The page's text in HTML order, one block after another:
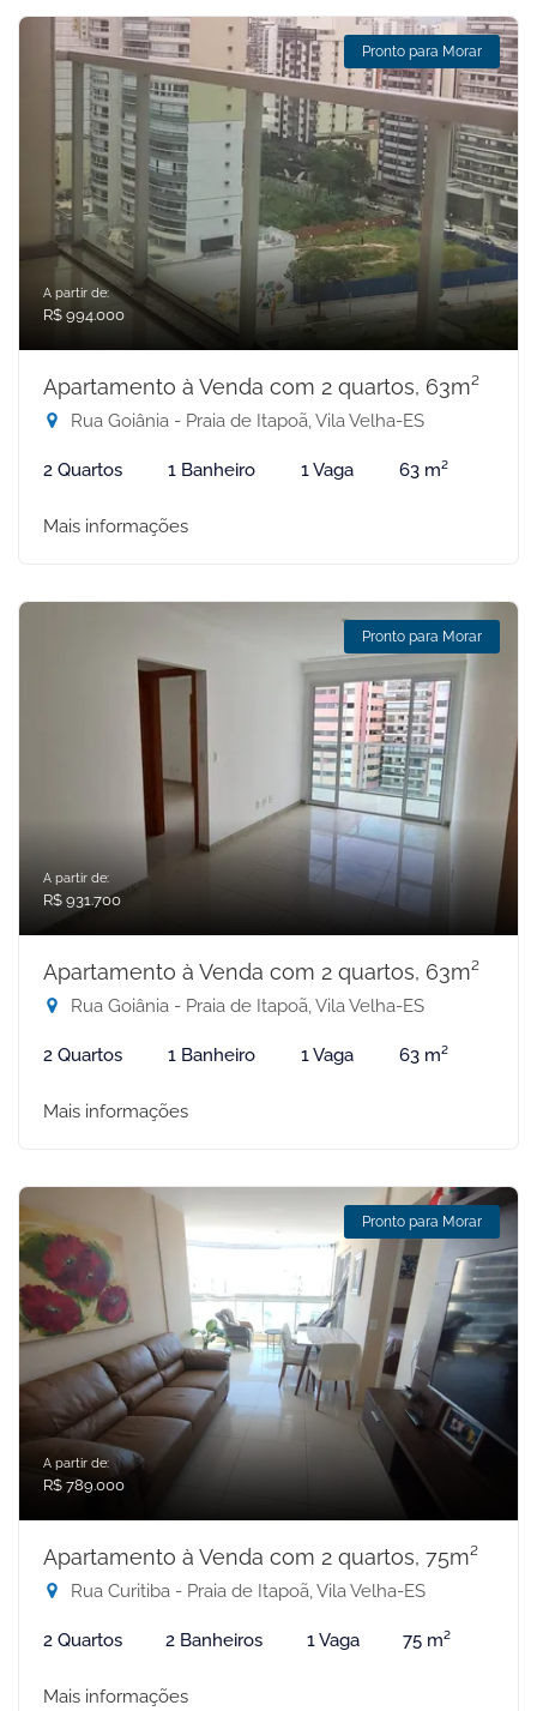
Pronto para Morar
A partir de:
R$ 994.000
Apartamento à Venda com 2 quartos, 63m²
Rua Goiânia - Praia de Itapoã, Vila Velha-ES
2 Quartos 1 Banheiro 1 Vaga 63 m²
Mais informações
Pronto para Morar
A partir de:
R$ 931.700
Apartamento à Venda com 2 quartos, 63m²
Rua Goiânia - Praia de Itapoã, Vila Velha-ES
2 Quartos 1 Banheiro 1 Vaga 63 m²
Mais informações
Pronto para Morar
A partir de:
R$ 789.000
Apartamento à Venda com 2 quartos, 75m²
Rua Curitiba - Praia de Itapoã, Vila Velha-ES
2 Quartos 2 Banheiros 1 Vaga 75 m²
Mais informações